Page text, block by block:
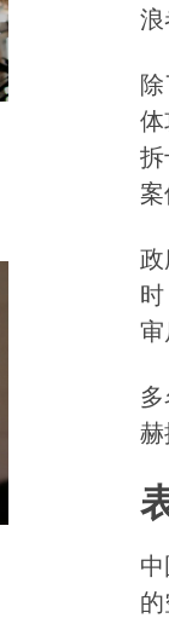
浪
案
审